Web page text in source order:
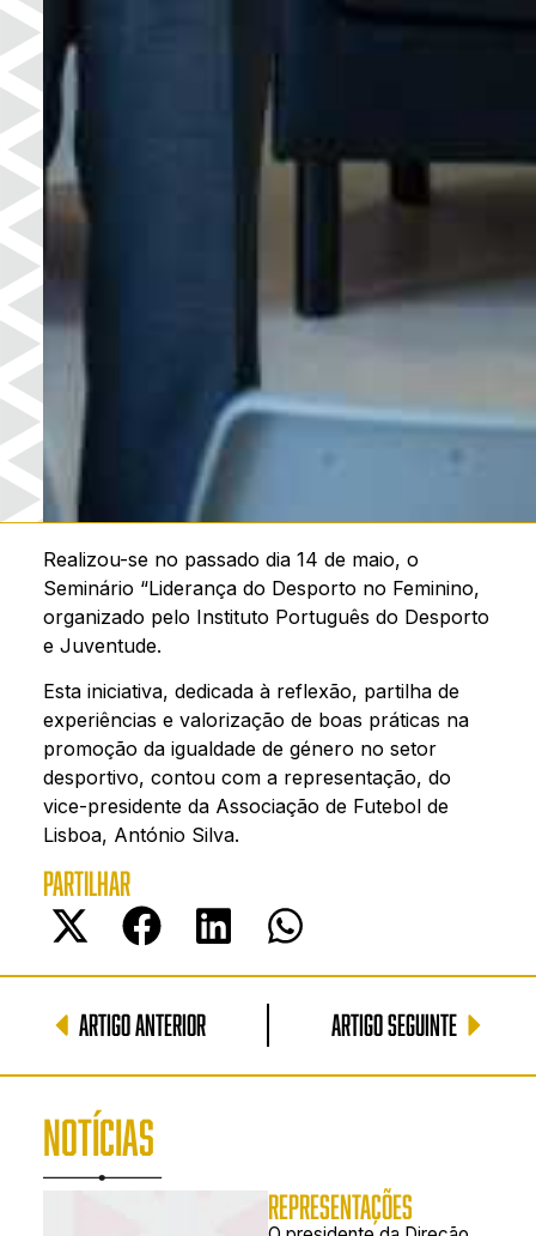
Realizou-se no passado dia 14 de maio, o
Seminário “Liderança do Desporto no Feminino,
organizado pelo Instituto Português do Desporto
e Juventude.
Esta iniciativa, dedicada à reflexão, partilha de
experiências e valorização de boas práticas na
promoção da igualdade de género no setor
desportivo, contou com a representação, do
vice-presidente da Associação de Futebol de
Lisboa, António Silva.
PARTILHAR
ARTIGO ANTERIOR ARTIGO SEGUINTE
NOTÍCIAS
REPRESENTAÇÕES